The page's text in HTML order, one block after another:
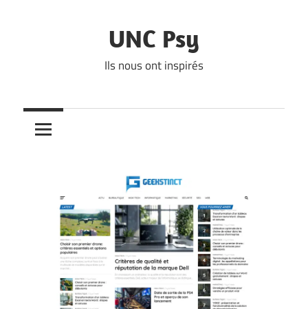
UNC Psy
Ils nous ont inspirés